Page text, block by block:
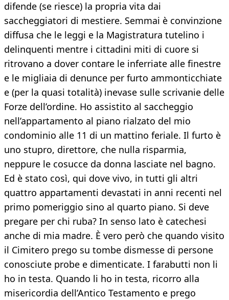
difende (se riesce) la propria vita dai
saccheggiatori di mestiere. Semmai è convinzione
diffusa che le leggi e la Magistratura tutelino i
delinquenti mentre i cittadini miti di cuore si
ritrovano a dover contare le inferriate alle finestre
e le migliaia di denunce per furto ammonticchiate
e (per la quasi totalità) inevase sulle scrivanie delle
Forze dell’ordine. Ho assistito al saccheggio
nell’appartamento al piano rialzato del mio
condominio alle 11 di un mattino feriale. Il furto è
uno stupro, direttore, che nulla risparmia,
neppure le cosucce da donna lasciate nel bagno.
Ed è stato così, qui dove vivo, in tutti gli altri
quattro appartamenti devastati in anni recenti nel
primo pomeriggio sino al quarto piano. Si deve
pregare per chi ruba? In senso lato è catechesi
anche di mia madre. È vero però che quando visito
il Cimitero prego su tombe dismesse di persone
conosciute probe e dimenticate. I farabutti non li
ho in testa. Quando li ho in testa, ricorro alla
misericordia dell’Antico Testamento e prego